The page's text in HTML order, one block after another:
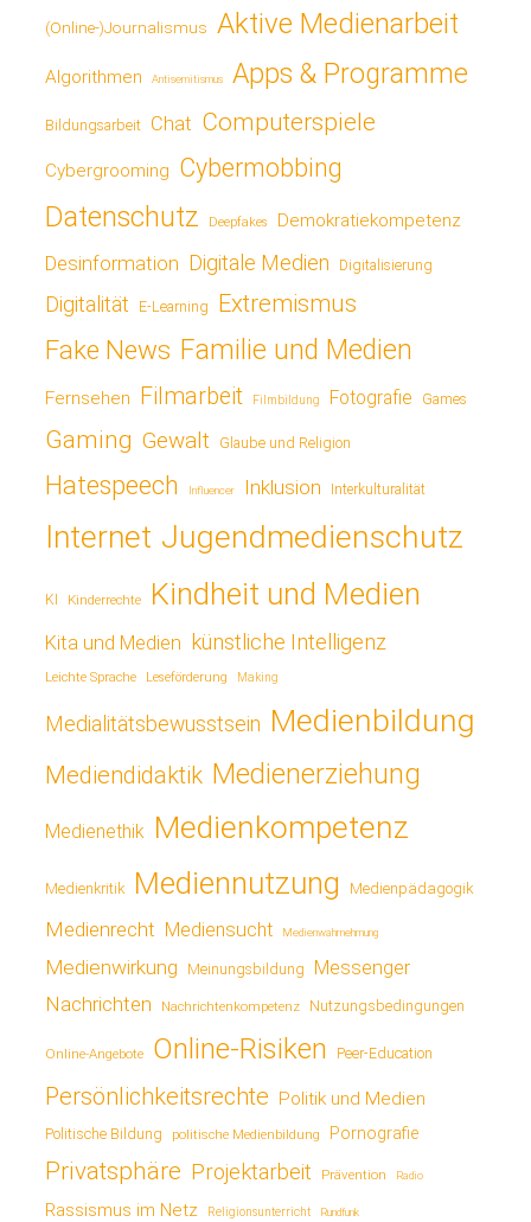
(Online-)Journalismus Aktive Medienarbeit
Algorithmen Antisemitismus Apps & Programme
Bildungsarbeit Chat Computerspiele
Cybergrooming Cybermobbing
Datenschutz Deepfakes Demokratiekompetenz
Desinformation Digitale Medien Digitalisierung
Digitalität E-Learning Extremismus
Fake News Familie und Medien
Fernsehen Filmarbeit Filmbildung Fotografie Games
Gaming Gewalt Glaube und Religion
Hatespeech Influencer Inklusion Interkulturalität
Internet Jugendmedienschutz
KI Kinderrechte Kindheit und Medien
Kita und Medien künstliche Intelligenz
Leichte Sprache Leseförderung Making
Medialitätsbewusstsein Medienbildung
Mediendidaktik Medienerziehung
Medienethik Medienkompetenz
Medienkritik Mediennutzung Medienpädagogik
Medienrecht Mediensucht Medienwahrnehmung
Medienwirkung Meinungsbildung Messenger
Nachrichten Nachrichtenkompetenz Nutzungsbedingungen
Online-Angebote Online-Risiken Peer-Education
Persönlichkeitsrechte Politik und Medien
Politische Bildung politische Medienbildung Pornografie
Privatsphäre Projektarbeit Prävention Radio
Rassismus im Netz Religionsunterricht Rundfunk